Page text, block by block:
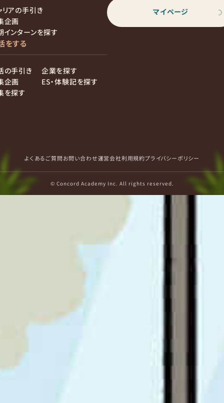
リアの手引き
企画
インターンを探す
をする
の手引き
企画
を探す
企業を探す
ES・体験記を探す
マイページ
よくあるご質問お問い合わせ運営会社利用規約プライバシーポリシー
© Concord Academy Inc. All rights reserved.